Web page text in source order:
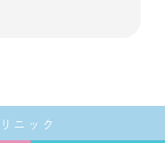
ニック